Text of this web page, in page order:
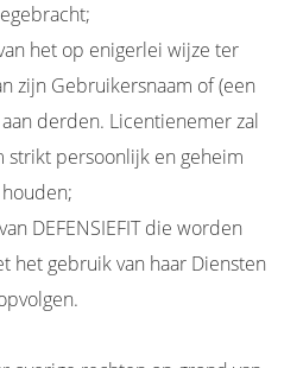
het op enigerlei wijze ter
zijn Gebruikersnaam of (een
derden. Licentienemer zal
strikt persoonlijk en geheim
houden;
DEFENSIEFIT die worden
het gebruik van haar Diensten